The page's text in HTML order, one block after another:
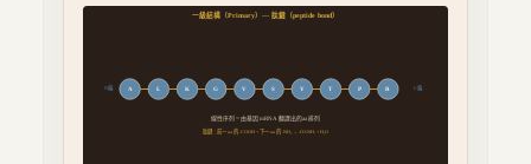
一級結構（Primary）—肽鍵（peptide bond）
N端 A L K G V S Y T P R C端
線性序列 = 由基因 mRNA 翻譯出的 aa 排列
肽鍵：前一 aa 的 -COOH + 下一 aa 的 -NH₂ → -CO-NH- + H₂O